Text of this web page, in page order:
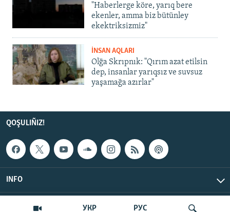
УКР РУС
"Haberlerge köre, yarıq bere
ekenler, amma biz bütünley
ekektriksizmiz"
İNSAN AQLARI
Olğa Skrıpnık: "Qırım azat etilsin
dep, insanlar yarıqsız ve suvsuz
yaşamağa azırlar"
QOŞULIÑIZ!
INFO
© Qırım.Aqiqat, 2026 | All Rights Reserved.